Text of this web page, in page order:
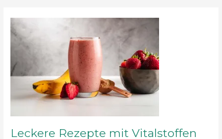
Leckere Rezepte mit Vitalstoffen
Leckere
Rezepte